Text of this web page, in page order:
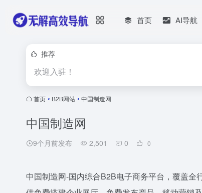
首页 AI导航
推荐
欢迎入驻！
首页 • B2B网站 • 中国制造网
中国制造网
9个月前发布 2,501 0 0
中国制造网-国内综合B2B电子商务平台，覆盖